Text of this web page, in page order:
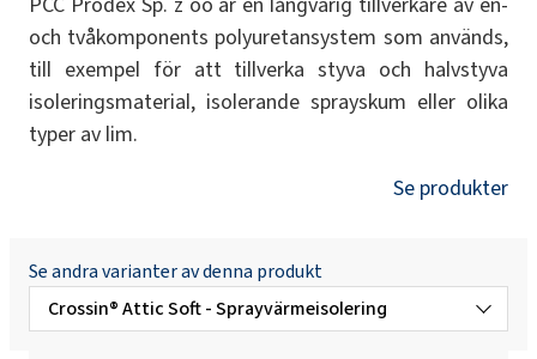
och tvåkomponents polyuretansystem som används,
till exempel för att tillverka styva och halvstyva
isoleringsmaterial, isolerande sprayskum eller olika
typer av lim.
Se produkter
Se andra varianter av denna produkt
Crossin® Attic Soft - Sprayvärmeisolering